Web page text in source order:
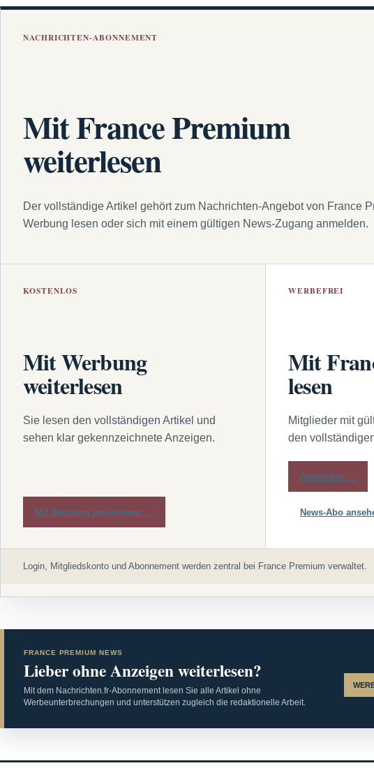
NACHRICHTEN-ABONNEMENT
Mit France Premium
weiterlesen
Der vollständige Artikel gehört zum Nachrichten-Angebot von France
Werbung lesen oder sich mit einem gültigen News-Zugang anmelden.
KOSTENLOS
Mit Werbung
weiterlesen
Sie lesen den vollständigen Artikel und
sehen klar gekennzeichnete Anzeigen.
Mit Werbung weiterlesen →
WERBEFREI
Mit
lesen
Mitglieder mit
den
Anmelden →
News-Abo
Login, Mitgliedskonto und Abonnement werden zentral bei France Premium verwaltet.
FRANCE PREMIUM NEWS
Lieber ohne Anzeigen weiterlesen?
Mit dem Nachrichten.fr-Abonnement lesen Sie alle Artikel ohne
Werbeunterbrechungen und unterstützen zugleich die redaktionelle Arbeit.